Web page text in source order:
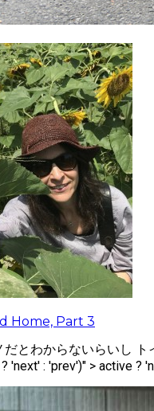
Home, Part 3
とわからないらいし ト
'next' : 'prev')" > active ?